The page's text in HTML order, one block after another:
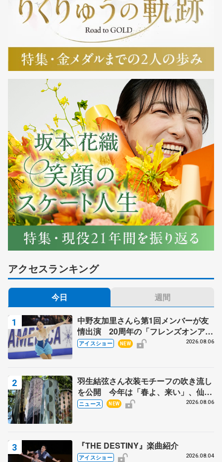
アクセスランキング
今日 週間
中野友加里さんら第1回メンバーが友
情出演 20周年の「フレンズオンアイ
ス」 宮本賢二さん、有川梨絵さん、
アイスショー NEW 2026.08.06
羽生結弦さん衣装モチーフの吹き流し
を公開 今年は「春よ、来い」、仙台
の瑞鳳殿
ニュース NEW 2026.08.06
『THE DESTINY』楽曲紹介
アイスショー 2026.08.04